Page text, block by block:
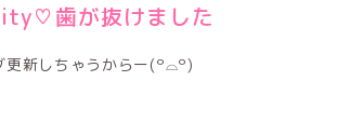
歯が抜けました
新しちゃうからー(꒪⌓꒪)